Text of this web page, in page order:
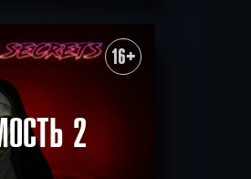
КВЕСТ ПРОЙДЕН 16+
2